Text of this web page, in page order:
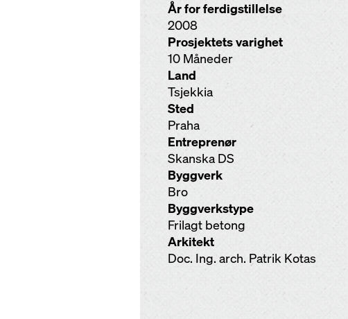
År for ferdigstillelse
2008
Prosjektets varighet
10 Måneder
Land
Tsjekkia
Sted
Praha
Entreprenør
Skanska DS
Byggverk
Bro
Byggverkstype
Frilagt betong
Arkitekt
Doc. Ing. arch. Patrik Kotas